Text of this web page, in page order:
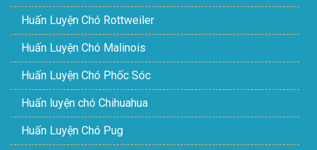
Huấn Luyện Chó Rottweiler
Huấn Luyện Chó Malinois
Huấn Luyện Chó Phốc Sóc
Huấn luyện chó Chihuahua
Huấn Luyện Chó Pug